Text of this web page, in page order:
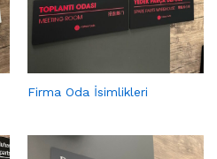
Firma Oda İsimlikleri